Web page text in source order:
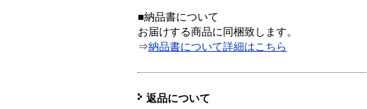
■納品書について
お届けする商品に同梱致します。
⇒納品書について詳細はこちら
返品について